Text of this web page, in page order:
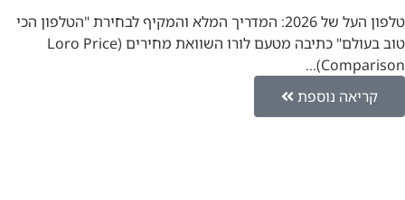
טלפון העל של 2026: המדריך המלא והמקיף לבחירת "הטלפון הכי
טוב בעולם" כתיבה מטעם לורו השוואת מחירים (Loro Price
Comparison)…
קריאה נוספת